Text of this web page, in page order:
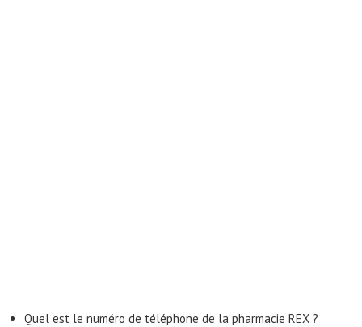
Quel est le numéro de téléphone de la pharmacie REX ?